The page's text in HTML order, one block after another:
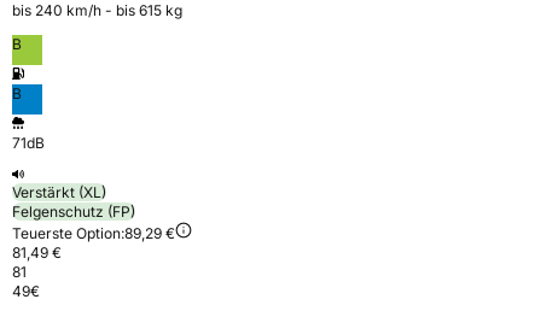
bis 240 km⁠/⁠h - bis 615 kg
B
B
71dB
Verstärkt (XL)
Felgenschutz (FP)
Teuerste Option:89,29 €
81,49 €
81
49€